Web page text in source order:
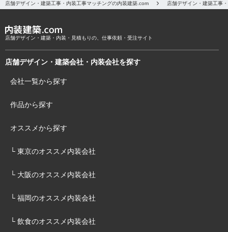
店舗デザイン・建築工事・内装工事マッチングの内装建築.com 店舗デザイン・建築工事
店舗デザイン・建築・内装・見積もりの、仕事依頼・受注サイト
店舗デザイン・建築会社・内装会社を探す
会社一覧から探す
作品から探す
オススメから探す
└ 東京のオススメ内装会社
└ 大阪のオススメ内装会社
└ 福岡のオススメ内装会社
└ 飲食のオススメ内装会社